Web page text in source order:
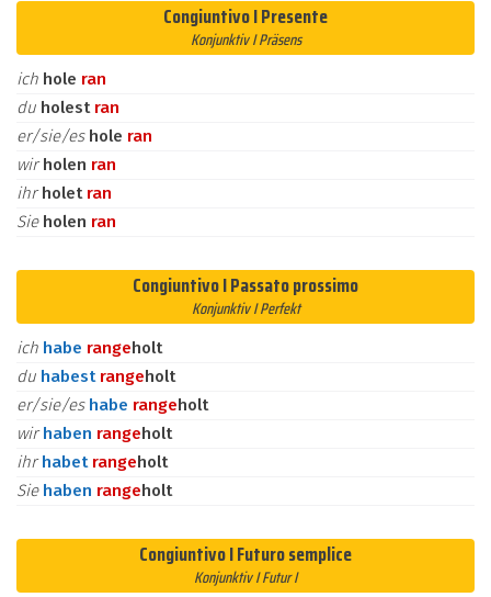
Congiuntivo I Presente
Konjunktiv I Präsens
ich hole ran
du holest ran
er/sie/es hole ran
wirholen ran
ihrholet ran
Sie holen ran
Congiuntivo I Passato prossimo
Konjunktiv I Perfekt
ich habe rangeholt
du habest rangeholt
er/sie/es habe rangeholt
wirhaben rangeholt
ihrhabet rangeholt
Sie haben rangeholt
Congiuntivo I Futuro semplice
Konjunktiv I Futur I